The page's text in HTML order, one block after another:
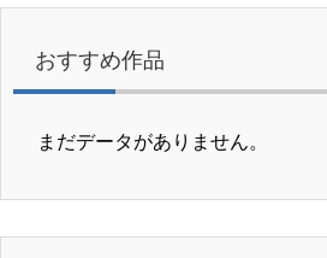
おすすめ作品
まだデータがありません。